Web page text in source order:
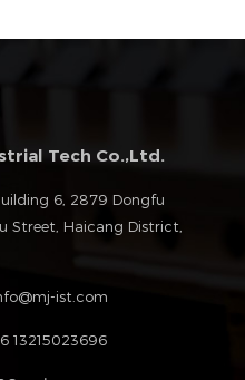
Tech Co.,Ltd.
6, 2879 Dongfu
Street, Haicang District,
ist.com
13215023696